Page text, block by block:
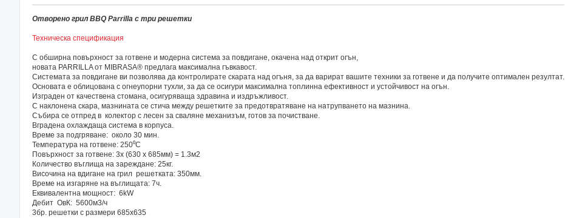
Отворено грил BBQ Parrilla с три решетки
Техническа спецификация
С обширна повърхност за готвене и модерна система за повдигане, окачена над открит огън,
новата PARRILLA от MIBRASA® предлага максимална гъвкавост.
Системата за повдигане ви позволява да контролирате скарата над огъня, за да варират вашите техники за готвене и да получите оптимален резултат.
Основата е облицована с огнеупорни тухли, за да се осигури максимална топлинна ефективност и устойчивост на огън.
Изграден от качествена стомана, осигуряваща здравина и издръжливост.
С наклонена скара, мазнината се стича между решетките за предотвратяване на натрупването на мазнина.
Събира се отпред в колектор с лесен за сваляне механизъм, готов за почистване.
Вградена охлаждаща система в корпуса.
Време за подгряване: около 30 мин.
Температура на готвене: 250⁰С
Повърхност за готвене: 3х (630 x 685мм) = 1.3м2
Количество въглища на зареждане: 25кг.
Височина на вдигане на грил решетката: 350мм.
Време на изгаряне на въглищата: 7ч.
Еквивалентна мощност: 6kW
Дебит ОвК: 5600м3/ч
3бр. решетки с размери 685х635